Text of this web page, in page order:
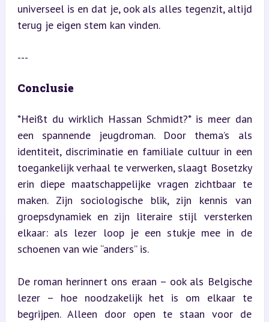
universeel is en dat je, ook als alles tegenzit, altijd
terug je eigen stem kan vinden.
---
Conclusie
*Heißt du wirklich Hassan Schmidt?* is meer dan
een spannende jeugdroman. Door thema’s als
identiteit, discriminatie en familiale cultuur in een
toegankelijk verhaal te verwerken, slaagt Bosetzky
erin diepe maatschappelijke vragen zichtbaar te
maken. Zijn sociologische blik, zijn kennis van
groepsdynamiek en zijn literaire stijl versterken
elkaar: als lezer loop je een stukje mee in de
schoenen van wie “anders” is.
De roman herinnert ons eraan – ook als Belgische
lezer – hoe noodzakelijk het is om elkaar te
begrijpen. Alleen door open te staan voor de